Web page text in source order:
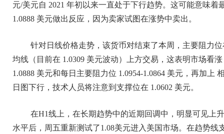
元/美元自 2021 年初以来一直处于下行趋势。这可能意味
1.0888 美元做出反应，因为卖家试图在涨势中卖出。
针对日线价格走势，该货币对结束了本周，主要阻力
均线（目前在 1.0309 美元波动）上方交易，这表明市场看
1.0888 美元和每日主要阻力位 1.0954-1.0864 美元，再加
日图下行，技术人员将注意到支撑位在 1.0602 美元。
在H1线上，在长期趋势中的近期回调中，明显可见上
水平后，周五重新测试了1.08美元进入美国市场。在趋势